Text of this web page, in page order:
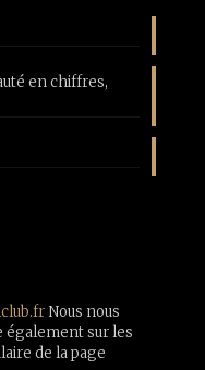
en chiffres,
Nous nous
également sur les
de la page